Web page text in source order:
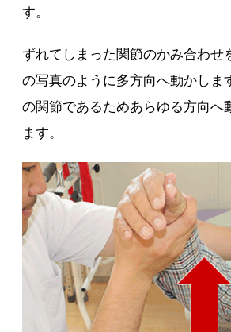
す。
ずれてしまった関節のかみ合わせ
の写真のように多方向へ動かしま
の関節であるためあらゆる方向へ
ます。